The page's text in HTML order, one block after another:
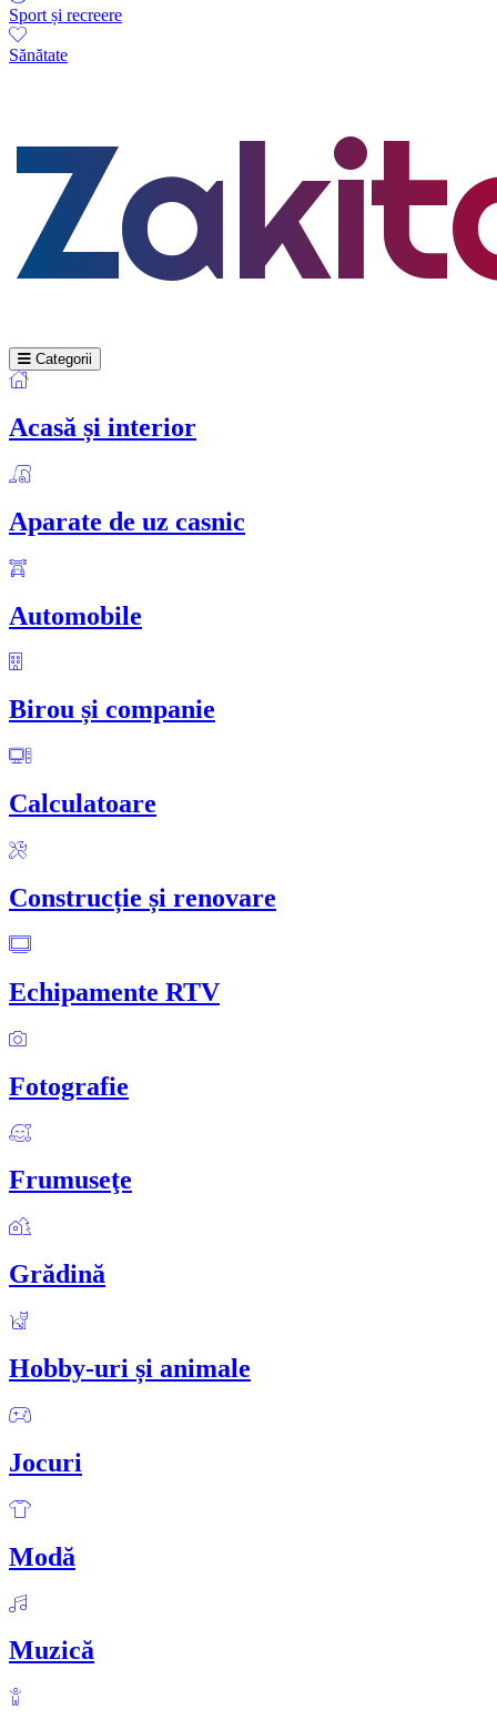
Sport și recreere
Sănătate
Categorii
Acasă și interior
Aparate de uz casnic
Automobile
Birou și companie
Calculatoare
Construcție și renovare
Echipamente RTV
Fotografie
Frumuseţe
Grădină
Hobby-uri și animale
Jocuri
Modă
Muzică